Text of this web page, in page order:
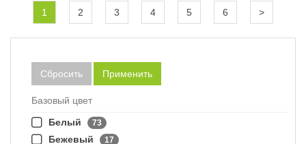
1 2 3 4 5 6 >
Сбросить Применить
Базовый цвет
Белый
73
Бежевый 17